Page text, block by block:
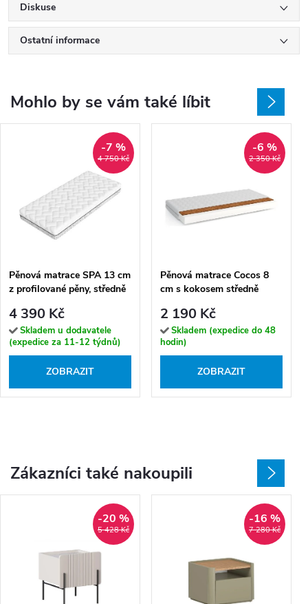
Diskuse
Ostatní informace
Mohlo by se vám také líbit
4 750 Kč
-7 %
Pěnová matrace SPA 13 cm
z profilované pěny, středně
4 390 Kč
Skladem u dodavatele
(expedice za 11-12 týdnů)
ZOBRAZIT
2 350 Kč
-6 %
Pěnová matrace Cocos 8
cm s kokosem středně
2 190 Kč
Skladem (expedice do 48
hodin)
ZOBRAZIT
Zákazníci také nakoupili
5 428 Kč
-20 %
7 280 Kč
-16 %